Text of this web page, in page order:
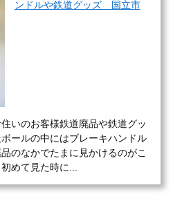
ンドルや鉄道グッズ 国立市
いのお客様鉄道廃品や鉄道グッ
ールの中にはブレーキハンドル
のなかでたまに見かけるのがこ
めて見た時に...